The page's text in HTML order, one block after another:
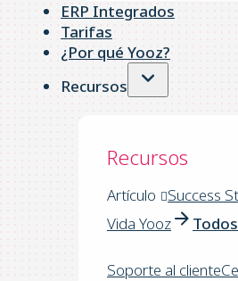
ERP Integrados
Tarifas
¿Por qué Yooz?
Recursos
Recursos
Artículo Success
Vida Yooz
Soporte al cliente